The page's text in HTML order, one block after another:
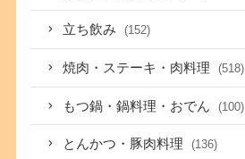
立ち飲み (152)
焼肉・ステーキ・肉料理 (518)
もつ鍋・鍋料理・おでん (100)
とんかつ・豚肉料理 (136)